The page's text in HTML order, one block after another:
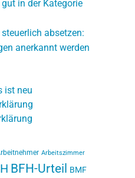
in der Kategorie
absetzen:
anerkannt werden
ist neu
Arbeitszimmer
BFH-Urteil BMF